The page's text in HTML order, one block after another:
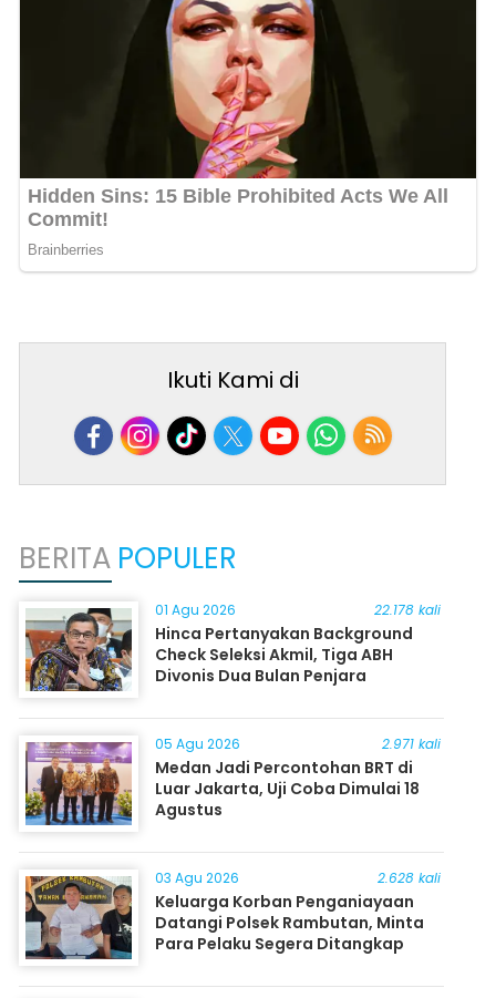
Ikuti Kami di
BERITA POPULER
01 Agu 2026 22.178 kali
Hinca Pertanyakan Background
Check Seleksi Akmil, Tiga ABH
Divonis Dua Bulan Penjara
05 Agu 2026 2.971 kali
Medan Jadi Percontohan BRT di
Luar Jakarta, Uji Coba Dimulai 18
Agustus
03 Agu 2026 2.628 kali
Keluarga Korban Penganiayaan
Datangi Polsek Rambutan, Minta
Para Pelaku Segera Ditangkap